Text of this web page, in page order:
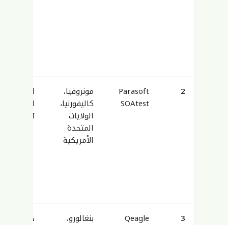
2
Parasoft
SOAtest
مونروفيا،
كاليفورنيا،
الولايات
المتحدة
الأمريكية
اختبار
JMS/EDI
3
Qeagle
بنغالورو،
خدمات